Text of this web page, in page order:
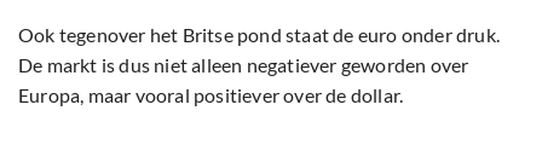
Ook tegenover het Britse pond staat de euro onder druk.
De markt is dus niet alleen negatiever geworden over
Europa, maar vooral positiever over de dollar.